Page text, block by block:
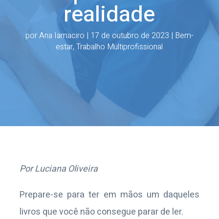
realidade
porAna Iamaciro | 17 de outubro de 2023 | Bem-
estar,Trabalho Multiprofissional
Por Luciana Oliveira
Prepare-se para ter em mãos um daqueles
livros que você não consegue parar de ler.